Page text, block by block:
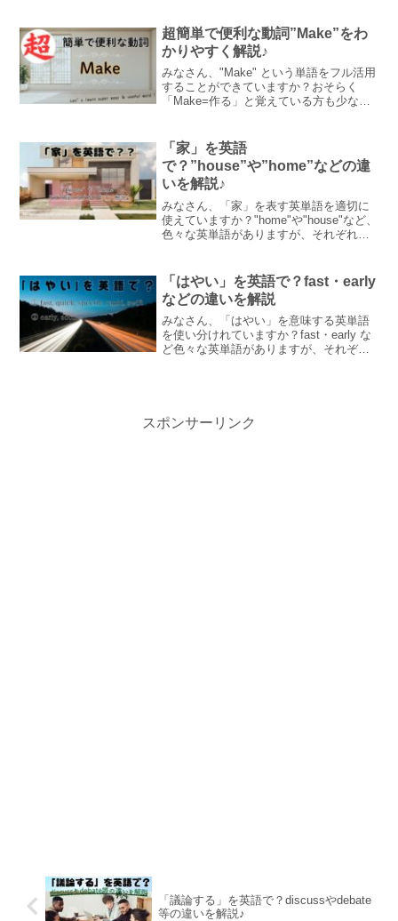
を例文とともに紹介します♪
超簡単で便利な動詞”Make”をわ
かりやすく解説♪
みなさん、"Make" という単語をフル活用
することができていますか？おそらく
「Make=作る」と覚えている方も少なく
の記事では例文とともにそれぞれの意味
を丁寧に解説しています！
「家」を英語
で？”house”や”home”などの違
いを解説♪
みなさん、「家」を表す英単語を適切に
使えていますか？"home"や"house"など、
色々な英単語がありますが、それぞれ異
にわかりやすく解説しています♪
「はやい」を英語で？fast・early
などの違いを解説
みなさん、「はやい」を意味する英単語
を使い分けれていますか？fast・early な
ど色々な英単語がありますが、それぞれ
スポンサーリンク
「議論する」を英語で？discussやdebate
等の違いを解説♪